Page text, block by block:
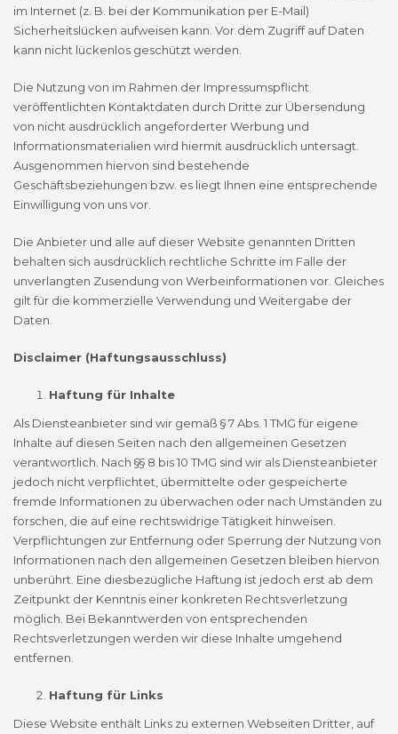
im Internet (z. B. bei der Kommunikation per E-Mail)
Sicherheitslücken aufweisen kann. Vor dem Zugriff auf Daten
kann nicht lückenlos geschützt werden.
Die Nutzung von im Rahmen der Impressumspflicht
veröffentlichten Kontaktdaten durch Dritte zur Übersendung
von nicht ausdrücklich angeforderter Werbung und
Informationsmaterialien wird hiermit ausdrücklich untersagt.
Ausgenommen hiervon sind bestehende
Geschäftsbeziehungen bzw. es liegt Ihnen eine entsprechende
Einwilligung von uns vor.
Die Anbieter und alle auf dieser Website genannten Dritten
behalten sich ausdrücklich rechtliche Schritte im Falle der
unverlangten Zusendung von Werbeinformationen vor. Gleiches
gilt für die kommerzielle Verwendung und Weitergabe der
Daten.
Disclaimer (Haftungsausschluss)
Haftung für Inhalte
Als Diensteanbieter sind wir gemäß § 7 Abs. 1 TMG für eigene
Inhalte auf diesen Seiten nach den allgemeinen Gesetzen
verantwortlich. Nach §§ 8 bis 10 TMG sind wir als Diensteanbieter
jedoch nicht verpflichtet, übermittelte oder gespeicherte
fremde Informationen zu überwachen oder nach Umständen zu
forschen, die auf eine rechtswidrige Tätigkeit hinweisen.
Verpflichtungen zur Entfernung oder Sperrung der Nutzung von
Informationen nach den allgemeinen Gesetzen bleiben hiervon
unberührt. Eine diesbezügliche Haftung ist jedoch erst ab dem
Zeitpunkt der Kenntnis einer konkreten Rechtsverletzung
möglich. Bei Bekanntwerden von entsprechenden
Rechtsverletzungen werden wir diese Inhalte umgehend
entfernen.
Haftung für Links
Diese Website enthält Links zu externen Webseiten Dritter, auf